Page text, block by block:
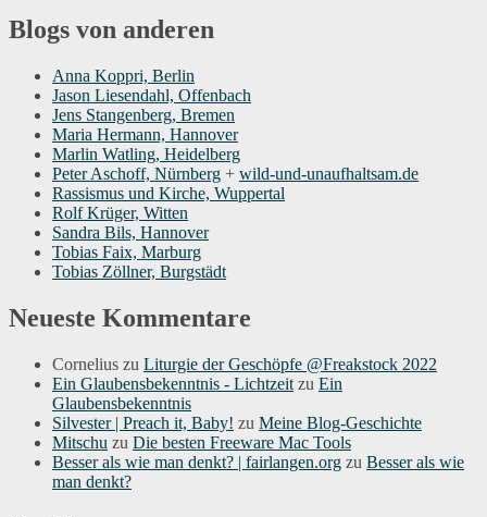
Blogs von anderen
Anna Koppri, Berlin
Jason Liesendahl, Offenbach
Jens Stangenberg, Bremen
Maria Hermann, Hannover
Marlin Watling, Heidelberg
Peter Aschoff, Nürnberg + wild-und-unaufhaltsam.de
Rassismus und Kirche, Wuppertal
Rolf Krüger, Witten
Sandra Bils, Hannover
Tobias Faix, Marburg
Tobias Zöllner, Burgstädt
Neueste Kommentare
Cornelius zu Liturgie der Geschöpfe @Freakstock 2022
Ein Glaubensbekenntnis - Lichtzeit zu Ein
Glaubensbekenntnis
Silvester | Preach it, Baby! zu Meine Blog-Geschichte
Mitschu zu Die besten Freeware Mac Tools
Besser als wie man denkt? | fairlangen.org zu Besser als wie
man denkt?